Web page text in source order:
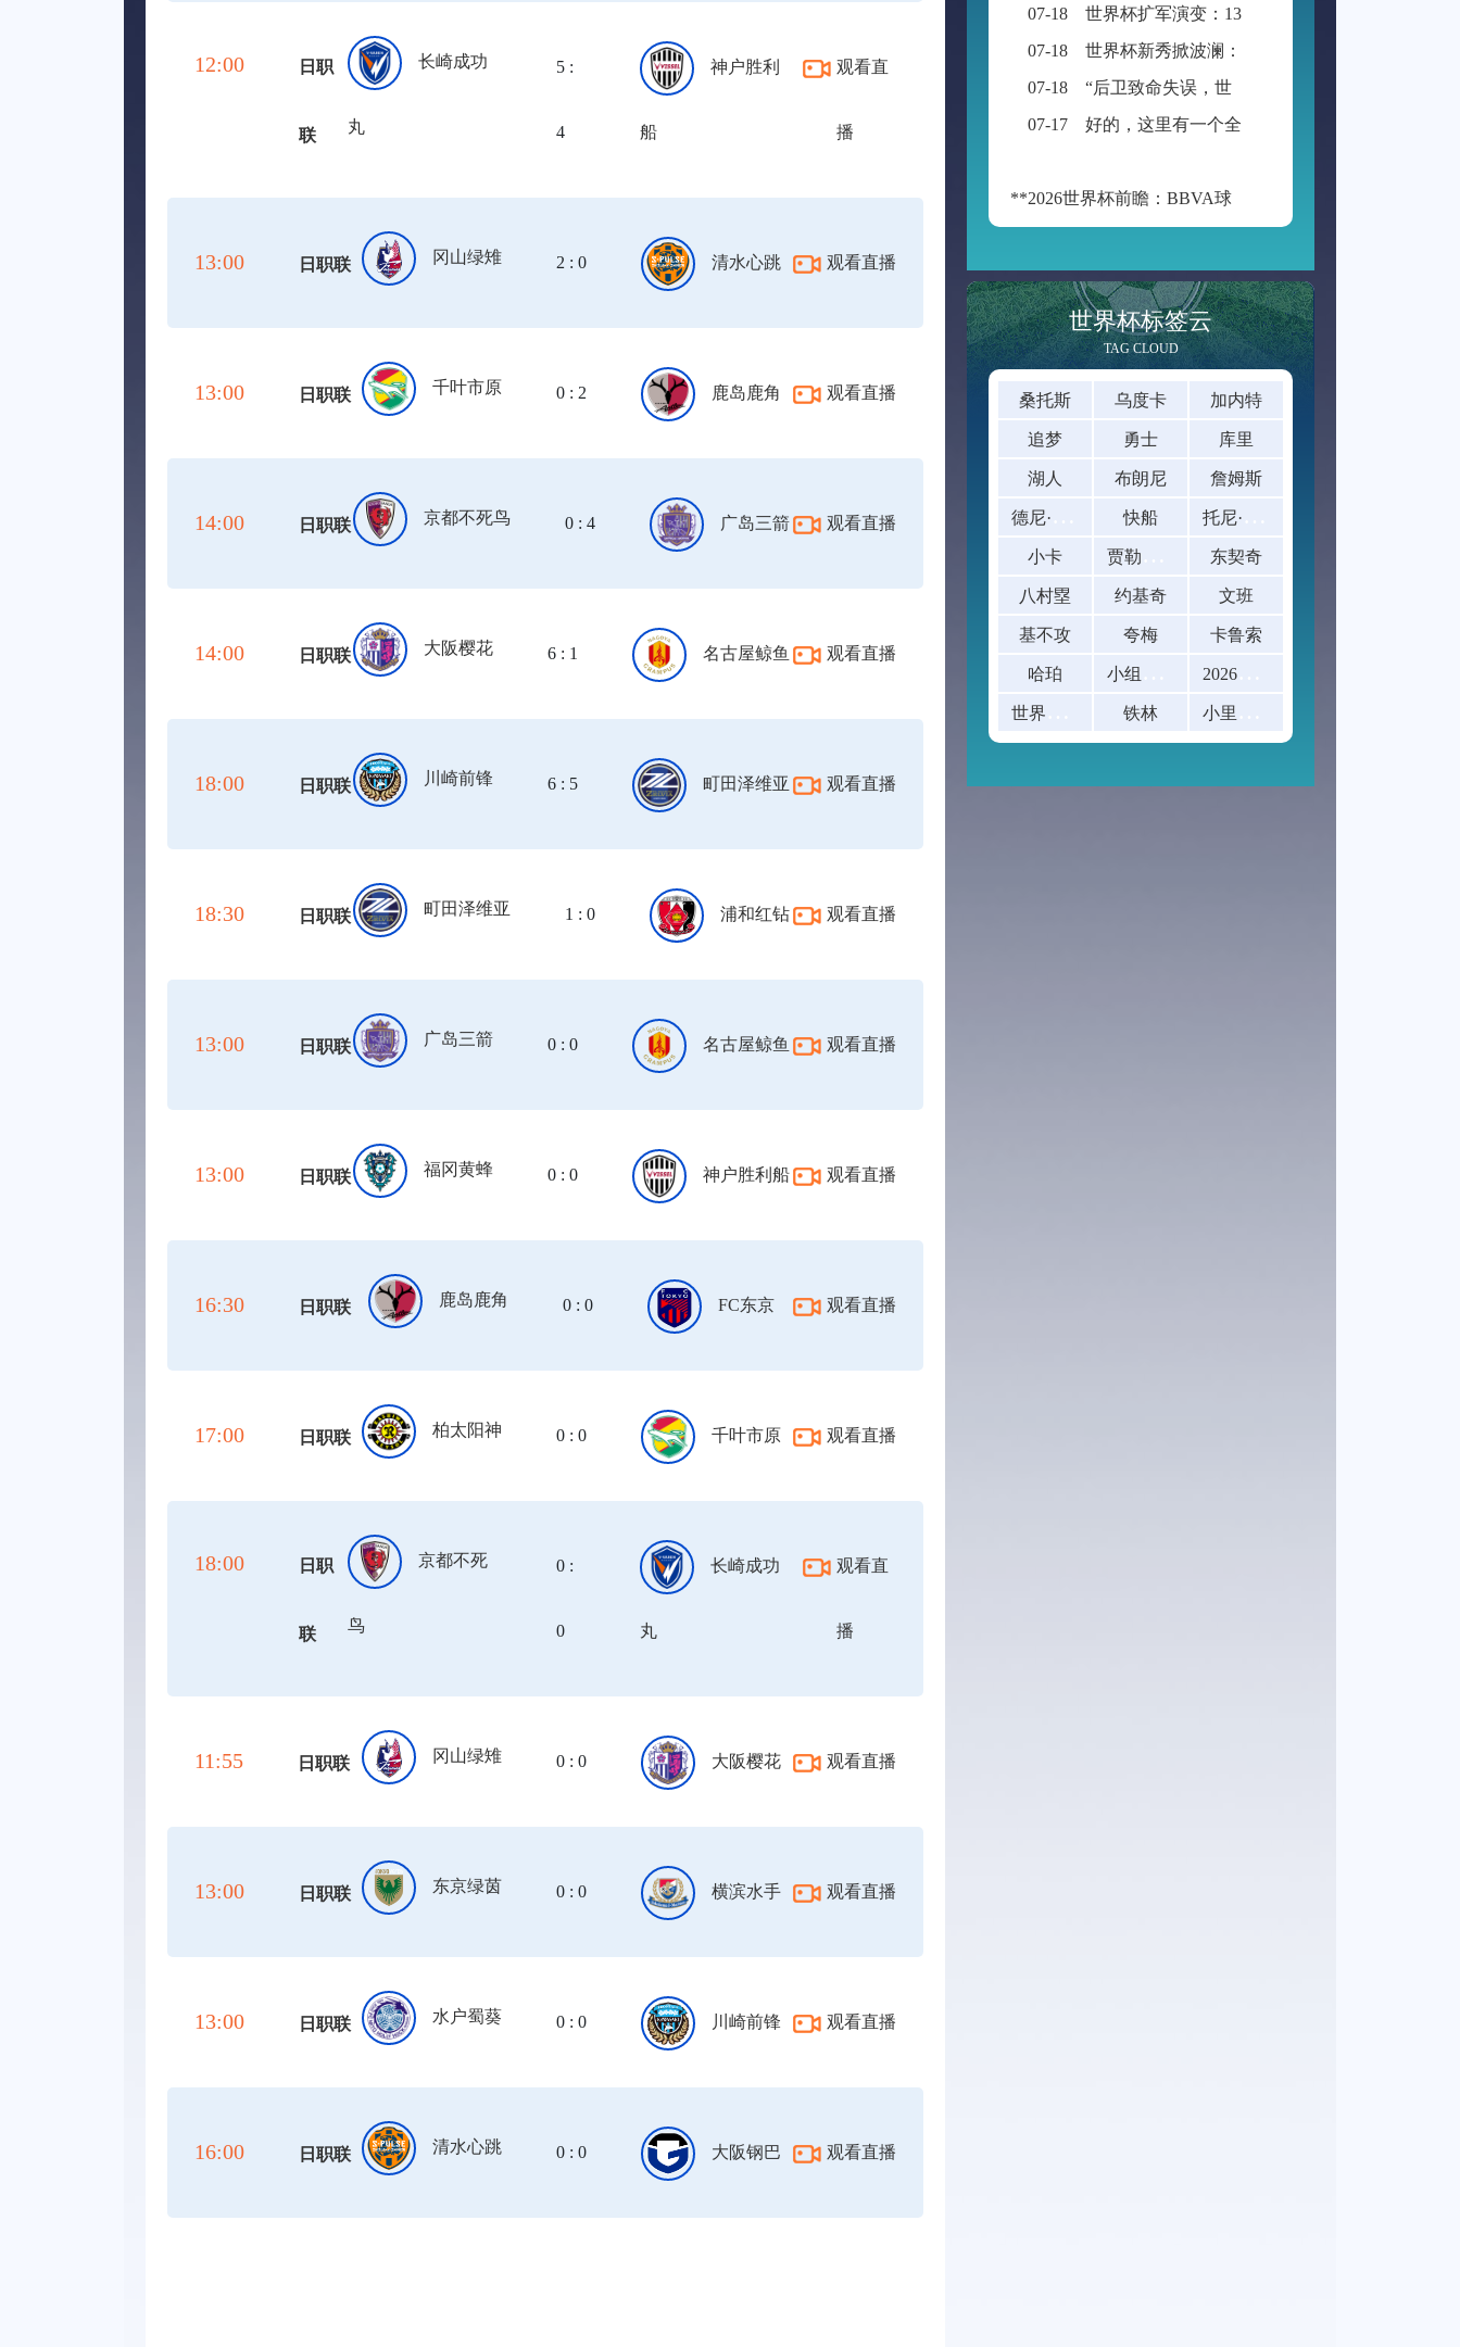
12:00 日职
联
长崎成功
丸
5 :
4
神户胜利
船
观看直
播
13:00 日职联 冈山绿雉 2 : 0 清水心跳 观看直播
13:00 日职联 千叶市原 0 : 2 鹿岛鹿角 观看直播
14:00 日职联 京都不死鸟 0 : 4 广岛三箭 观看直播
14:00 日职联 大阪樱花 6 : 1 名古屋鲸鱼 观看直播
18:00 日职联 川崎前锋 6 : 5 町田泽维亚 观看直播
18:30 日职联 町田泽维亚 1 : 0 浦和红钻 观看直播
13:00 日职联 广岛三箭 0 : 0 名古屋鲸鱼 观看直播
13:00 日职联 福冈黄蜂 0 : 0 神户胜利船 观看直播
16:30 日职联 鹿岛鹿角 0 : 0 FC东京 观看直播
17:00 日职联 柏太阳神 0 : 0 千叶市原 观看直播
18:00 日职
联
京都不死
鸟
0 :
0
长崎成功
丸
观看直
播
11:55 日职联 冈山绿雉 0 : 0 大阪樱花 观看直播
13:00 日职联 东京绿茵 0 : 0 横滨水手 观看直播
13:00 日职联 水户蜀葵 0 : 0 川崎前锋 观看直播
16:00 日职联 清水心跳 0 : 0 大阪钢巴 观看直播
07-18
世界杯扩军演变：13队起步，48队启航
07-18
世界杯新秀掀波澜：黑马迭出挑战传统强权
07-18
“后卫致命失误，世界杯再添荒诞瞬间”
07-17
好的，这里有一个全新的标题供您参考：
**2026世界杯前瞻：BBVA球场的“空气动力学”——538米海拔如何改写足球的抛物线**
世界杯标签云
TAG CLOUD
桑托斯 乌度卡 加内特
追梦 勇士 库里
湖人 布朗尼 詹姆斯
快船
小卡 东契奇
八村塁 约基奇 文班
基不攻 夸梅 卡鲁索
哈珀
铁林